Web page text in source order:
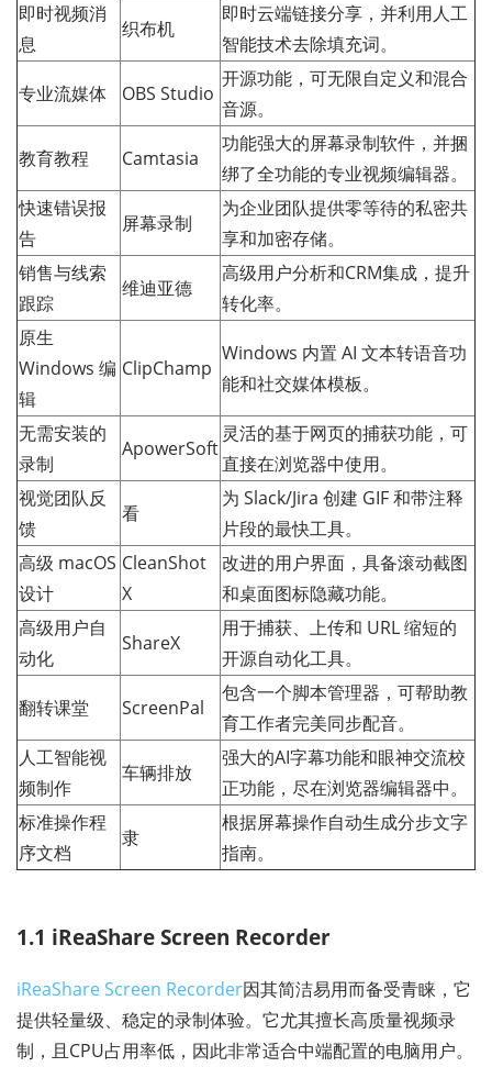
即时视频消
息
织布机
即时云端链接分享，并利用人工
智能技术去除填充词。
专业流媒体 OBS Studio
开源功能，可无限自定义和混合
音源。
教育教程 Camtasia
功能强大的屏幕录制软件，并捆
绑了全功能的专业视频编辑器。
快速错误报
告
屏幕录制
为企业团队提供零等待的私密共
享和加密存储。
销售与线索
跟踪
维迪亚德
高级用户分析和CRM集成，提升
转化率。
原生
Windows 编
辑
ClipChamp
Windows 内置 AI 文本转语音功
能和社交媒体模板。
无需安装的
录制
ApowerSoft
灵活的基于网页的捕获功能，可
直接在浏览器中使用。
视觉团队反
馈
看
为 Slack/Jira 创建 GIF 和带注释
片段的最快工具。
高级 macOS
设计
CleanShot
X
改进的用户界面，具备滚动截图
和桌面图标隐藏功能。
高级用户自
动化
ShareX
用于捕获、上传和 URL 缩短的
开源自动化工具。
翻转课堂 ScreenPal
包含一个脚本管理器，可帮助教
育工作者完美同步配音。
人工智能视
频制作
车辆排放
强大的AI字幕功能和眼神交流校
正功能，尽在浏览器编辑器中。
标准操作程
序文档
隶
根据屏幕操作自动生成分步文字
指南。
1.1 iReaShare Screen Recorder
iReaShare Screen Recorder因其简洁易用而备受青睐，它
提供轻量级、稳定的录制体验。它尤其擅长高质量视频录
制，且CPU占用率低，因此非常适合中端配置的电脑用户。